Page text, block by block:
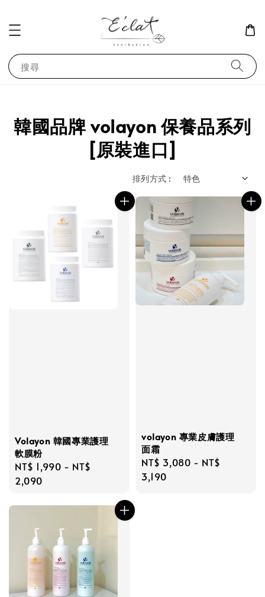
搜尋
韓國品牌 volayon 保養品系列
[原裝進口]
排列方式 :
Volayon 韓國專業護理
軟膜粉
Regular
price
NT$ 1,990 - NT$
2,090
volayon 專業皮膚護理
面霜
Regular
price
NT$ 3,080 - NT$
3,190